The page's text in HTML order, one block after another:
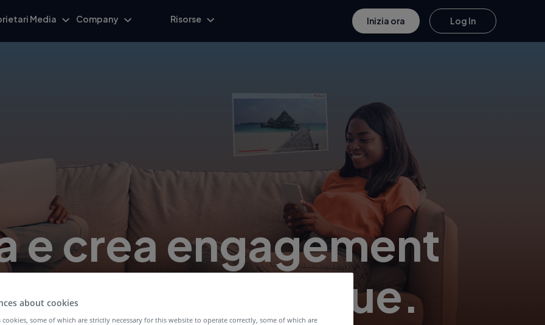
Media Company Risorse Inizia ora Log In
e crea engagement
ovunque.
about cookies
cookies, some of which are strictly necessary for this website to operate correctly, some of which are